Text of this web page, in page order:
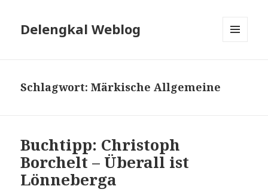
Delengkal Weblog
Schlagwort:Märkische Allgemeine
Buchtipp: Christoph
Borchelt – Überall ist
Lönneberga